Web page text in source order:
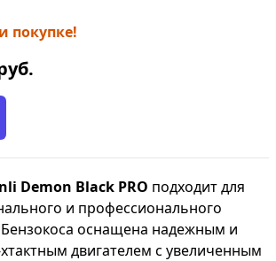
покупке!
Demon Black PRO подходит для
и профессионального
оснащена надежным и
двигателем с увеличенным